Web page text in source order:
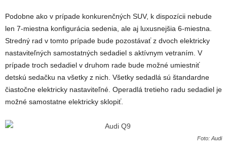
Podobne ako v prípade konkurenčných SUV, k dispozícii nebude
len 7-miestna konfigurácia sedenia, ale aj luxusnejšia 6-miestna.
Stredný rad v tomto prípade bude pozostávaťz dvoch elektricky
nastaviteľných samostatných sedadiel s aktívnym vetraním. V
prípade troch sedadiel v druhom rade bude možné umiestniť
detskú sedačku na všetky z nich. Všetky sedadlá sú štandardne
čiastočne elektricky nastaviteľné. Operadlá tretieho radu sedadiel je
možné samostatne elektricky sklopiť.
Foto: Audi